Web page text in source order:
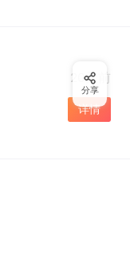
20天前
详情
分享